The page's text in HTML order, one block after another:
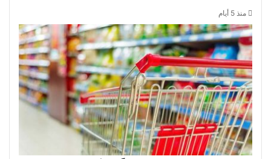
منذ 5 أيام